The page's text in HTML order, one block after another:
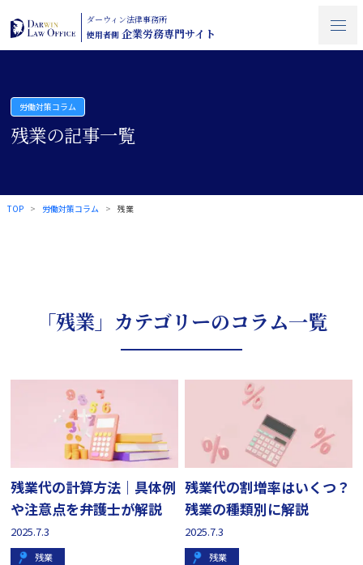
ダーウィン法律事務所
使用者側 企業労務専門サイト
労働対策コラム
残業の記事一覧
TOP 労働対策コラム 残業
「残業」カテゴリーのコラム一覧
残業代の計算方法｜具体例
や注意点を弁護士が解説
2025.7.3
残業
残業代の割増率はいくつ？
残業の種類別に解説
2025.7.3
残業